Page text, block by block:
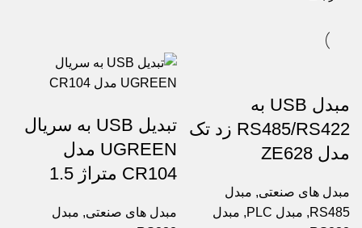
مبدل USB به
RS485/RS422 زد تک
مدل ZE628
مبدل های صنعتی, مبدل
RS485
, مبدل PLC , مبدل
تبدیل USB به سریال
UGREEN مدل
CR104 متراژ 1.5
مبدل های صنعتی, مبدل